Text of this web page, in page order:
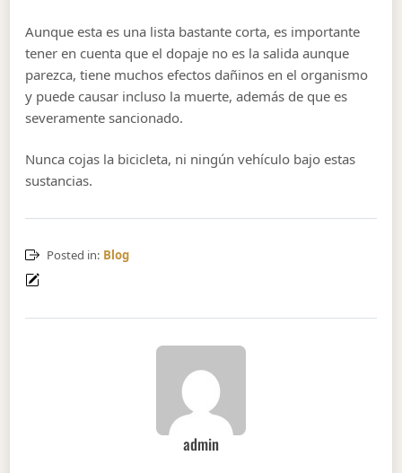
Aunque esta es una lista bastante corta, es importante
tener en cuenta que el dopaje no es la salida aunque
parezca, tiene muchos efectos dañinos en el organismo
y puede causar incluso la muerte, además de que es
severamente sancionado.
Nunca cojas la bicicleta, ni ningún vehículo bajo estas
sustancias.
Posted in: Blog
admin